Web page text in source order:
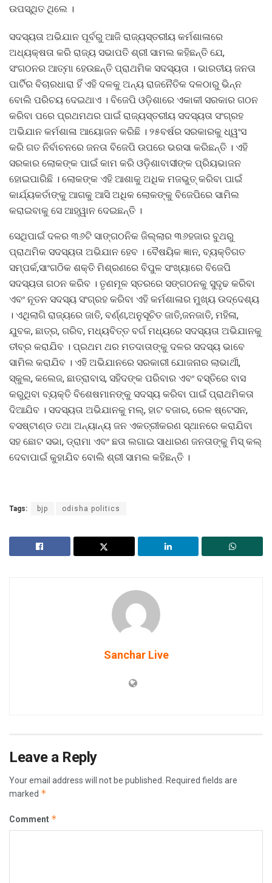
ଉପସ୍ଥିତ ଥିଲେ ।
ସଦସ୍ୟତା ଅଭିଯାନ ପୂର୍ବରୁ ଆଜି ରାଜ୍ୟସ୍ତରୀୟ କର୍ମଶାଳାରେ
ଅଧ୍ୟକ୍ଷତା କରି ରାଜ୍ୟ ସଭାପତି ଶ୍ରୀ ସାମଲ କହିଛନ୍ତି ଯେ,
ସଂଗଠନର ଆତ୍ମା ହେଉଛନ୍ତି ପ୍ରାଥମିକ ସଦସ୍ୟତା । ଭାରତୀୟ ଜନତା
ପାର୍ଟିର ବିଚାରଧାରା ହିଁ ଏହି ଦଳକୁ ଅନ୍ୟ ରାଜନୈତିକ ଦଳଠାରୁ ଭିନ୍ନ
ବୋଲି ପରିଚୟ ଦେଇଥାଏ । ବିଜେପି ଓଡ଼ିଶାରେ ଏକାକୀ ସରକାର ଗଠନ
କରିବା ପରେ ପ୍ରଥମଥର ପାଇଁ ରାଜ୍ୟସ୍ତରୀୟ ସଦସ୍ୟତା ସଂଗ୍ରହ
ଅଭିଯାନ କର୍ମଶାଳା ଆୟୋଜନ କରିଛି । ୨୫ବର୍ଷର ସରକାରକୁ ଧ୍ୱଂସ
କରି ଗତ ନିର୍ବାଚନରେ ଜନତା ବିଜେପି ଉପରେ ଭରସା କରିଛନ୍ତି । ଏହି
ସରକାର ଲୋକଙ୍କ ପାଇଁ କାମ କରି ଓଡ଼ିଶାବାସୀଙ୍କ ପ୍ରିୟଭାଜନ
ହୋଇପାରିଛି । ଲୋକଙ୍କ ଏହି ଆଶାକୁ ଅଧିକ ମଜଭୁତ୍ କରିବା ପାଇଁ
କାର୍ଯ୍ୟକର୍ତାଙ୍କୁ ଆଗକୁ ଆସି ଅଧିକ ଲୋକଙ୍କୁ ବିଜେପିରେ ସାମିଲ
କରାଇବାକୁ ସେ ଆହ୍ୱାନ ଦେଇଛନ୍ତି ।
ସେଥିପାଇଁ ଦଳର ୩୬ଟି ସାଙ୍ଗଠନିକ ଜିଲ୍ଲାର ୩୬ହଜାର ବୁଥରୁ
ପ୍ରାଥମିକ ସଦସ୍ୟତା ଅଭିଯାନ ହେବ । ବୈଷୟିକ ଜ୍ଞାନ, ବ୍ୟକ୍ତିଗତ
ସମ୍ପର୍କ,ସାଂଗଠିକ ଶକ୍ତି ମିଶ୍ରଣରେ ବିପୁଳ ସଂଖ୍ୟାରେ ବିଜେପି
ସଦସ୍ୟତା ଗଠନ କରିବ । ତୃଣମୂଳ ସ୍ତରରେ ସଙ୍ଗଠନକୁ ସୁଦୃଢ କରିବା
ଏବଂ ନୂତନ ସଦସ୍ୟ ସଂଗ୍ରହ କରିବା ଏହି କର୍ମଶାଳାର ମୁଖ୍ୟ ଉଦ୍ଦେଶ୍ୟ
। ଏଥିଲାଗି ରାଜ୍ୟରେ ଜାତି, ବର୍ଣ୍ଣ,ଅନୁସୂଚିତ ଜାତି,ଜନଜାତି, ମହିଳା,
ଯୁବକ, ଛାତ୍ର, ଗରିବ, ମଧ୍ୟବିତ୍ତ ବର୍ଗ ମଧ୍ୟରେ ସଦସ୍ୟତା ଅଭିଯାନକୁ
ତୀବ୍ର କରାଯିବ । ପ୍ରଥମ ଥର ମତଦାତାଙ୍କୁ ଦଳର ସଦସ୍ୟ ଭାବେ
ସାମିଲ କରାଯିବ । ଏହି ଅଭିଯାନରେ ସରକାରୀ ଯୋଜନାର ଲାଭାର୍ଥୀ,
ସ୍କୁଲ, କଲେଜ, ଛାତ୍ରାବାସ, ସହିଦଙ୍କ ପରିବାର ଏବଂ ବସ୍ତିରେ ବାସ
କରୁଥିବା ବ୍ୟକ୍ତି ବିଶେଷମାନଙ୍କୁ ସଦସ୍ୟ କରିବା ପାଇଁ ପ୍ରାଥମିକତା
ଦିଆଯିବ । ସଦସ୍ୟତା ଅଭିଯାନକୁ ମଲ୍‌, ହାଟ ବଜାର, ରେଳ ଷ୍ଟେସନ,
ବସଷ୍ଟାଣ୍ଡ ତଥା ଅନ୍ୟାନ୍ୟ ଜନ ଏକତ୍ରୀକରଣ ସ୍ଥାନରେ କରାଯିବା
ସହ ଛୋଟ ସଭା, ଡ୍ରାମା ଏବଂ ଛତା ଲଗାଇ ସାଧାରଣ ଜନତାଙ୍କୁ ମିସ୍ କଲ୍
ଦେବାପାଇଁ କୁହାଯିବ ବୋଲି ଶ୍ରୀ ସାମଲ କହିଛନ୍ତି ।
Tags: bjp odisha politics
Sanchar Live
Leave a Reply
Your email address will not be published. Required fields are
marked *
Comment *